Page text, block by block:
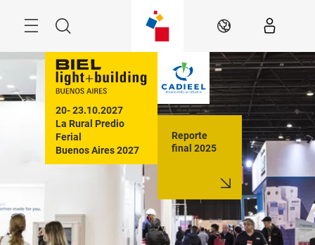
Buscar ES
20- 23.10.2027
La Rural Predio
Ferial
Buenos Aires 2027
Reporte
final 2025